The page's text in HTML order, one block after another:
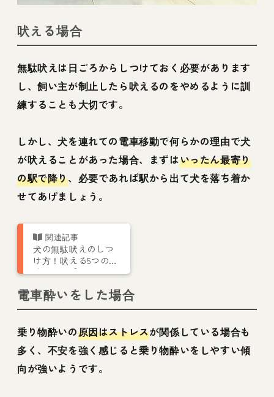
吠える場合
無駄吠えは日ごろからしつけておく必要があります
し、飼い主が制止したら吠えるのをやめるように訓
練することも大切です。
しかし、犬を連れての電車移動で何らかの理由で犬
が吠えることがあった場合、まずはいったん最寄り
の駅で降り、必要であれば駅から出て犬を落ち着か
せてあげましょう。
犬の無駄吠えのしつ
け方！吠える5つの意
味って？【トレーナ
電車酔いをした場合
乗り物酔いの原因はストレスが関係している場合も
多く、不安を強く感じると乗り物酔いをしやすい傾
向が強いようです。